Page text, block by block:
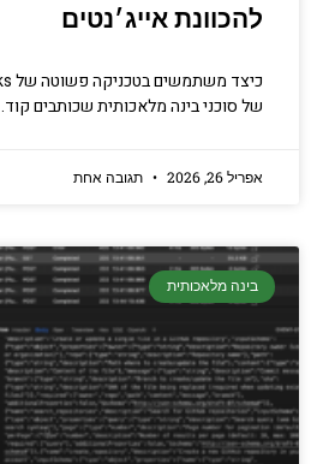
להכוונת אייג׳נטים
של סוכני בינה מלאכותית שכותבים קוד.
אפריל 26, 2026 תגובה אחת
בינה מלאכותית